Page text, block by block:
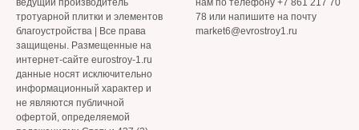
тротуарной плитки и элементов
благоустройства | Все права
защищены. Размещенные на
интернет-сайте eurostroy-1.ru
данные носят исключительно
информационный характер и
не являются публичной
офертой, определяемой
78 или напишите на почту
market6@evrostroy1.ru